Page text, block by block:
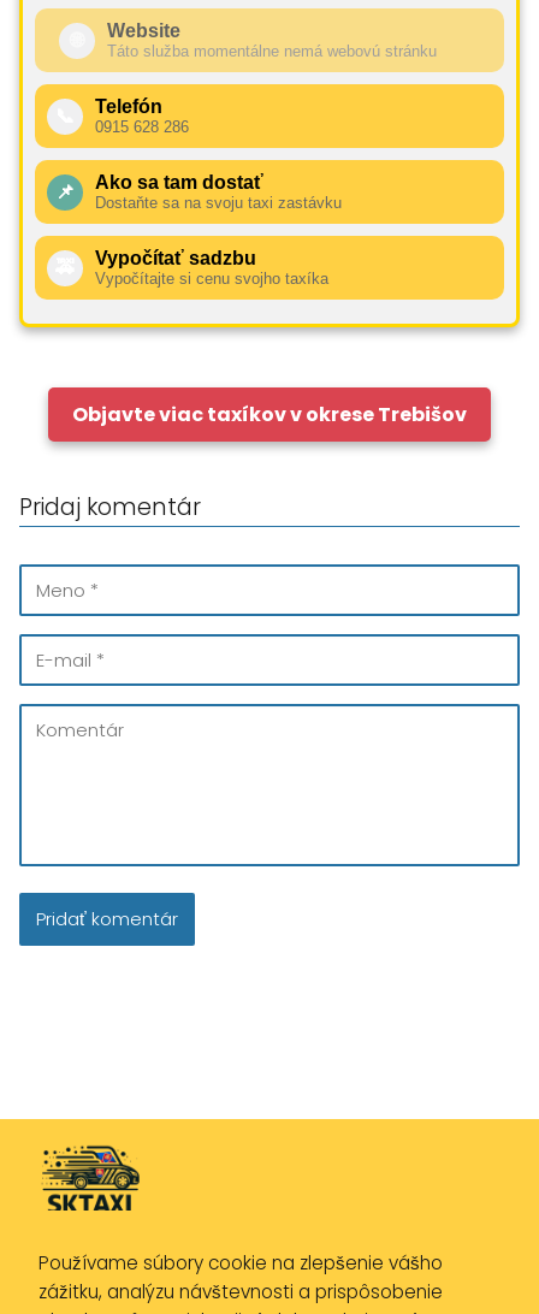
Website
Táto služba momentálne nemá webovú stránku
Telefón
0915 628 286
📌 Ako sa tam dostať
Dostaňte sa na svoju taxi zastávku
Vypočítať sadzbu
Vypočítajte si cenu svojho taxíka
Objavte viac taxíkov v okrese Trebišov
Pridaj komentár
Zásady ochrany osobných údajov
Používame súbory cookie na zlepšenie vášho
zážitku, analýzu návštevnosti a prispôsobenie